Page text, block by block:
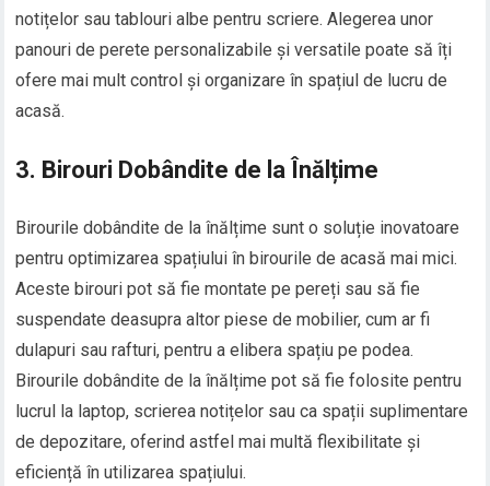
notițelor sau tablouri albe pentru scriere. Alegerea unor
panouri de perete personalizabile și versatile poate să îți
ofere mai mult control și organizare în spațiul de lucru de
acasă.
3. Birouri Dobândite de la Înălțime
Birourile dobândite de la înălțime sunt o soluție inovatoare
pentru optimizarea spațiului în birourile de acasă mai mici.
Aceste birouri pot să fie montate pe pereți sau să fie
suspendate deasupra altor piese de mobilier, cum ar fi
dulapuri sau rafturi, pentru a elibera spațiu pe podea.
Birourile dobândite de la înălțime pot să fie folosite pentru
lucrul la laptop, scrierea notițelor sau ca spații suplimentare
de depozitare, oferind astfel mai multă flexibilitate și
eficiență în utilizarea spațiului.